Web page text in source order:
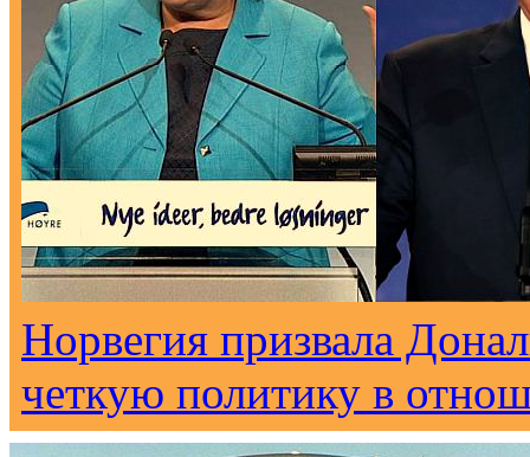
Норвегия призвала
четкую политику в